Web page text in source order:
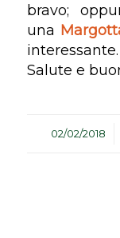
bravo;
una
interessante.
Salute e
02/02/2018
/